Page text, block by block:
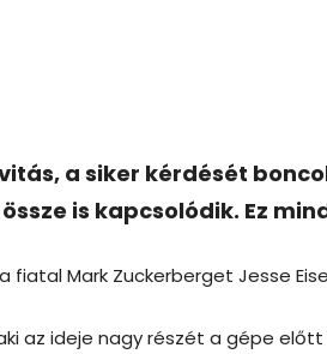
a siker kérdését
is kapcsolódik. Ez
fiatal Mark Zuckerberget Jesse
az ideje nagy részét a gépe